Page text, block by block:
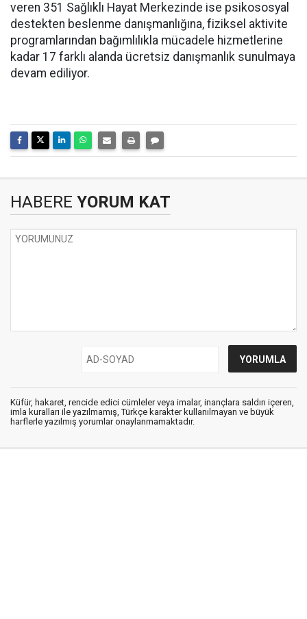
veren 351 Sağlıklı Hayat Merkezinde ise psikososyal
destekten beslenme danışmanlığına, fiziksel aktivite
programlarından bağımlılıkla mücadele hizmetlerine
kadar 17 farklı alanda ücretsiz danışmanlık sunulmaya
devam ediliyor.
HABERE YORUM KAT
Küfür, hakaret, rencide edici cümleler veya imalar, inançlara saldırı içeren,
imla kuralları ile yazılmamış, Türkçe karakter kullanılmayan ve büyük
harflerle yazılmış yorumlar onaylanmamaktadır.